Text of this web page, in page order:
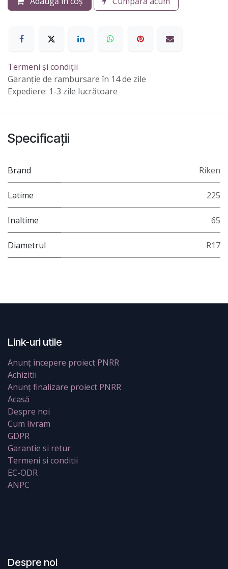
Termeni și condiții
Garanție de rambursare în 14 de zile
Expediere: 1-3 zile lucrătoare
Specificații
Brand Riken
Latime 225
Inaltime 65
Diametrul R17
Link-uri utile
Anunț incepere proiect PNRR
Achizitii
Anunț finalizare proiect PNRR
Acasă
Despre noi
Cum livram
GDPR
Garantie si retur
Termeni si conditii
EC-ODR
ANPC
Despre noi